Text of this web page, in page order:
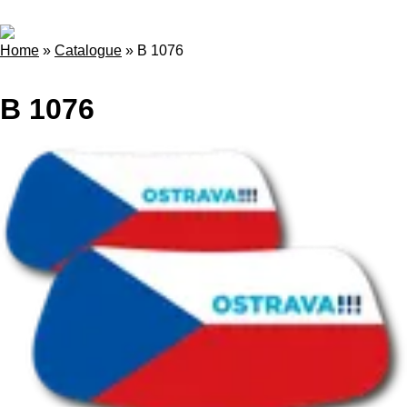
Home » Catalogue » B 1076
B 1076